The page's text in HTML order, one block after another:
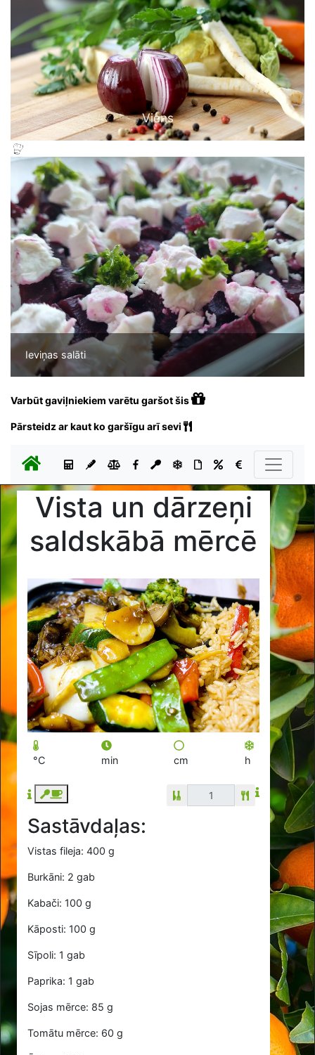
Viens
Ieviņas salāti
Varbūt gaviļniekiem varētu garšot šis
Pārsteidz ar kaut ko garšīgu arī sevi
Vista un dārzeņi
saldskābā mērcē
°C min cm h
Sastāvdaļas:
Vistas fileja: 400 g
Burkāni: 2 gab
Kabači: 100 g
Kāposti: 100 g
Sīpoli: 1 gab
Paprika: 1 gab
Sojas mērce: 85 g
Tomātu mērce: 60 g